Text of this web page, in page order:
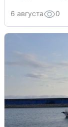
6 августа 0